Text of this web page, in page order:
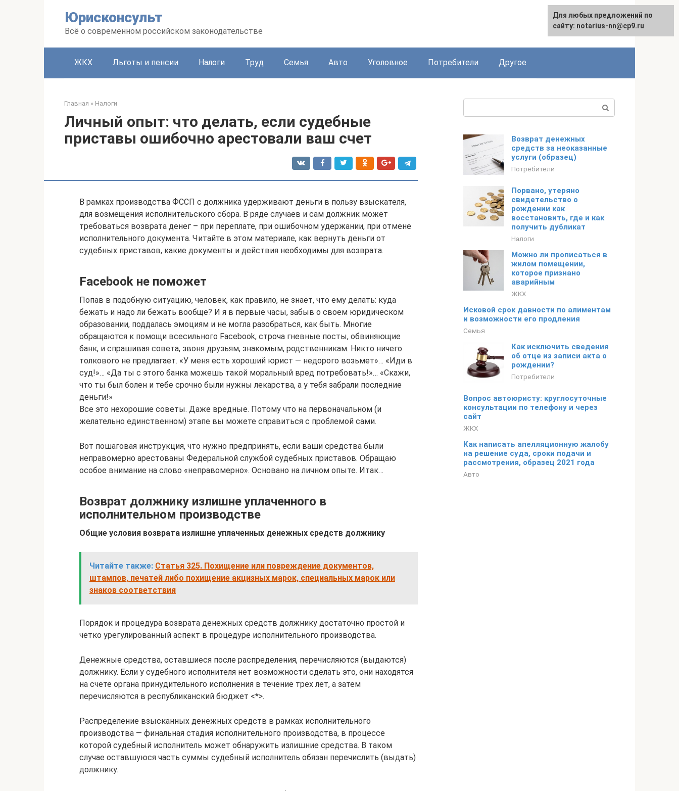
Юрисконсульт
Всё о современном российском законодательстве
English
ЖКХ Льготы и пенсии Налоги Труд Семья Авто Уголовное Потребители Другое
Главная » Налоги
Личный опыт: что делать, если судебные
приставы ошибочно арестовали ваш счет
В рамках производства ФССП с должника удерживают деньги в пользу взыскателя,
для возмещения исполнительского сбора. В ряде случаев и сам должник может
требоваться возврата денег – при переплате, при ошибочном удержании, при отмене
исполнительного документа. Читайте в этом материале, как вернуть деньги от
судебных приставов, какие документы и действия необходимы для возврата.
Facebook не поможет
Попав в подобную ситуацию, человек, как правило, не знает, что ему делать: куда
бежать и надо ли бежать вообще? И я в первые часы, забыв о своем юридическом
образовании, поддалась эмоциям и не могла разобраться, как быть. Многие
обращаются к помощи всесильного Facebook, строча гневные посты, обвиняющие
банк, и спрашивая совета, звоня друзьям, знакомым, родственникам. Никто ничего
толкового не предлагает. «У меня есть хороший юрист — недорого возьмет»… «Иди в
суд!»… «Да ты с этого банка можешь такой моральный вред потребовать!»… «Скажи,
что ты был болен и тебе срочно были нужны лекарства, а у тебя забрали последние
деньги!»
Все это нехорошие советы. Даже вредные. Потому что на первоначальном (и
желательно единственном) этапе вы можете справиться с проблемой сами.
Вот пошаговая инструкция, что нужно предпринять, если ваши средства были
неправомерно арестованы Федеральной службой судебных приставов. Обращаю
особое внимание на слово «неправомерно». Основано на личном опыте. Итак…
Возврат должнику излишне уплаченного в
исполнительном производстве
Общие условия возврата излишне уплаченных денежных средств должнику
Читайте также: Статья 325. Похищение или повреждение документов,
штампов, печатей либо похищение акцизных марок, специальных марок или
знаков соответствия
Порядок и процедура возврата денежных средств должнику достаточно простой и
четко урегулированный аспект в процедуре исполнительного производства.
Денежные средства, оставшиеся после распределения, перечисляются (выдаются)
должнику. Если у судебного исполнителя нет возможности сделать это, они находятся
на счете органа принудительного исполнения в течение трех лет, а затем
перечисляются в республиканский бюджет <*>.
Распределение взысканных денежных средств в рамках исполнительного
производства — финальная стадия исполнительного производства, в процессе
которой судебный исполнитель может обнаружить излишние средства. В таком
случае оставшуюся часть суммы судебный исполнитель обязан перечислить (выдать)
должнику.
Возврат денежных
средств за неоказанные
услуги (образец)
Потребители
Порвано, утеряно
свидетельство о
рождении как
восстановить, где и как
получить дубликат
Налоги
Можно ли прописаться в
жилом помещении,
которое признано
аварийным
ЖКХ
Исковой срок давности по алиментам
и возможности его продления
Семья
Как исключить сведения
об отце из записи акта о
рождении?
Потребители
Вопрос автоюристу: круглосуточные
консультации по телефону и через
сайт
ЖКХ
Как написать апелляционную жалобу
на решение суда, сроки подачи и
рассмотрения, образец 2021 года
Авто
Для любых предложений по
сайту: notarius-nn@cp9.ru